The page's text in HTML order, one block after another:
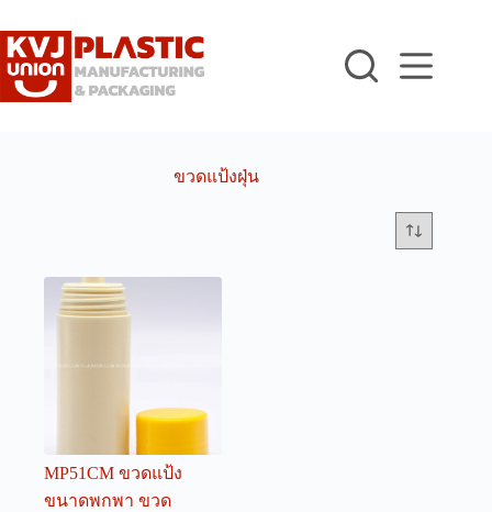
to
content
ขวดแป้งฝุ่น
MP51CM ขวดแป้ง
ขนาดพกพา ขวด